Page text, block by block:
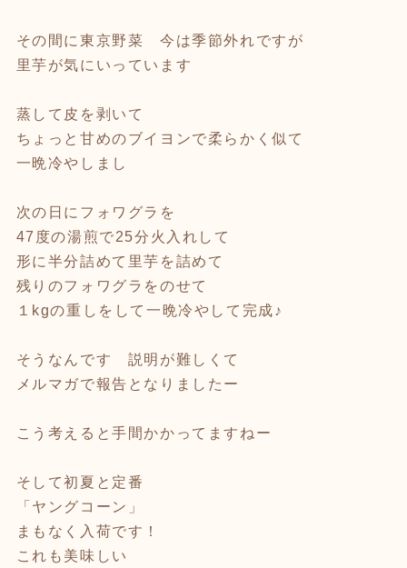
その間に東京野菜 今は季節外れですが
里芋が気にいっています
蒸して皮を剥いて
ちょっと甘めのブイヨンで柔らかく似て
一晩冷やしまし
次の日にフォワグラを
47度の湯煎で25分火入れして
形に半分詰めて里芋を詰めて
残りのフォワグラをのせて
１kgの重しをして一晩冷やして完成♪
そうなんです 説明が難しくて
メルマガで報告となりましたー
こう考えると手間かかってますねー
そして初夏と定番
「ヤングコーン」
まもなく入荷です！
これも美味しい